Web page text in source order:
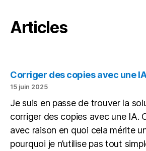
Articles
Corriger des copies avec une
15 juin 2025
Je suis en passe de trouver la
corriger des copies avec une IA.
avec raison en quoi cela mérite
pourquoi je n’utilise pas tout